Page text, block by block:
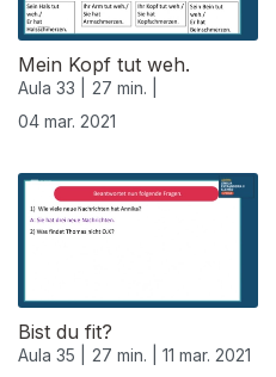
Mein Kopf tut weh.
Aula 33 |
27 min. |
04 mar. 2021
Bist du fit?
Aula 35 | 27 min. | 11 mar. 2021
530874